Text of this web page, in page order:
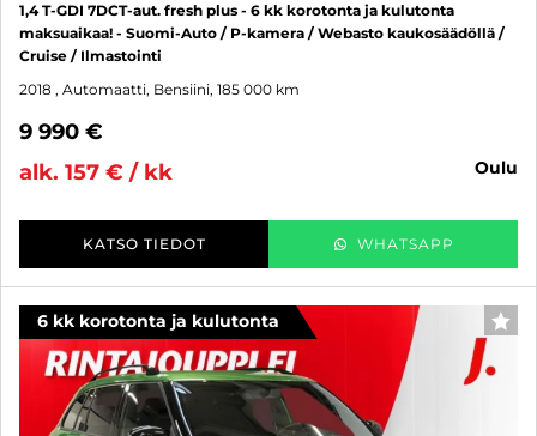
1,4 T-GDI 7DCT-aut. fresh plus - 6 kk korotonta ja kulutonta
maksuaikaa! - Suomi-Auto / P-kamera / Webasto kaukosäädöllä /
Cruise / Ilmastointi
2018 , Automaatti, Bensiini, 185 000 km
9 990 €
alk. 157 € / kk
oulu
KATSO TIEDOT WHATSAPP
6 kk korotonta ja kulutonta